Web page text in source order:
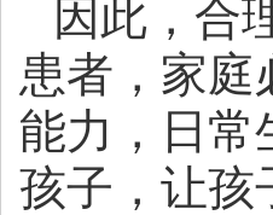
因此，合
患者，家庭
能力，日常
孩子，让孩